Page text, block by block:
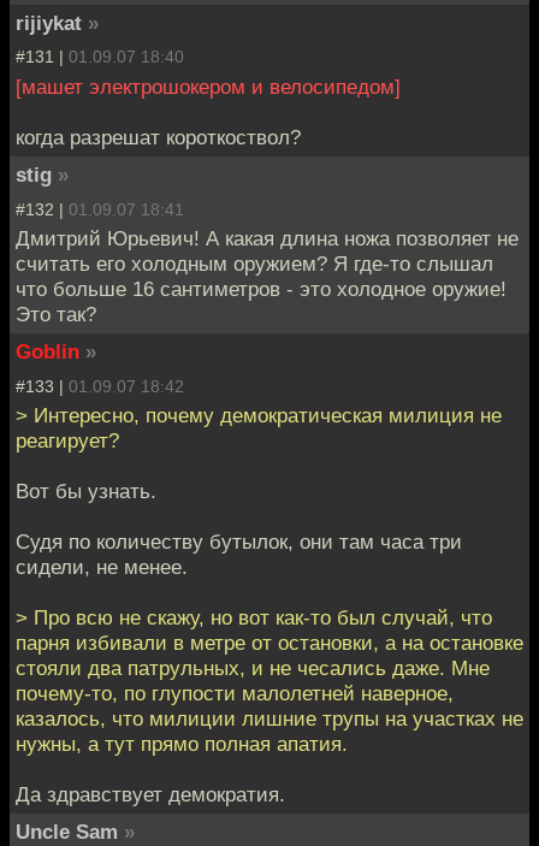
rijiykat »
#131 | 01.09.07 18:40
[машет электрошокером и велосипедом]
когда разрешат короткоствол?
stig »
#132 | 01.09.07 18:41
Дмитрий Юрьевич! А какая длина ножа позволяет не
считать его холодным оружием? Я где-то слышал
что больше 16 сантиметров - это холодное оружие!
Это так?
Goblin »
#133 | 01.09.07 18:42
> Интересно, почему демократическая милиция не
реагирует?
Вот бы узнать.
Судя по количеству бутылок, они там часа три
сидели, не менее.
> Про всю не скажу, но вот как-то был случай, что
парня избивали в метре от остановки, а на остановке
стояли два патрульных, и не чесались даже. Мне
почему-то, по глупости малолетней наверное,
казалось, что милиции лишние трупы на участках не
нужны, а тут прямо полная апатия.
Да здравствует демократия.
Uncle Sam »